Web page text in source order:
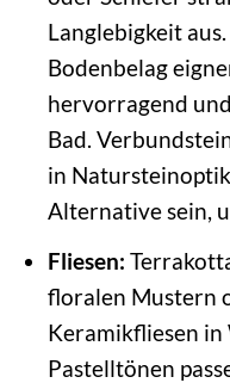
Langlebigkeit
Bodenbelag
hervorragend
Bad.
in
Alternative sein,
Fliesen:
floralen Mustern
Keramikfliesen in
Pastelltönen